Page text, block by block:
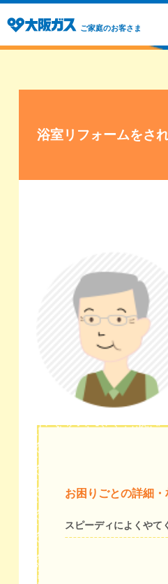
ご家庭のお客さま
浴室リフォームをさ
お困りごとの詳細
スピーディによくやて